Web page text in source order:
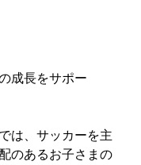
成長をサポー
は、サッカーを主
のあるお子さまの